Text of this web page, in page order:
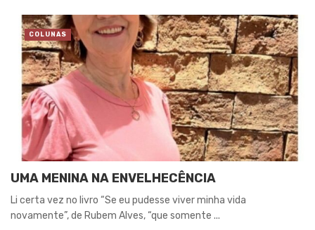
UMA MENINA NA ENVELHECÊNCIA
Li certa vez no livro “Se eu pudesse viver minha vida
novamente”, de Rubem Alves, “que somente ...
COLUNAS